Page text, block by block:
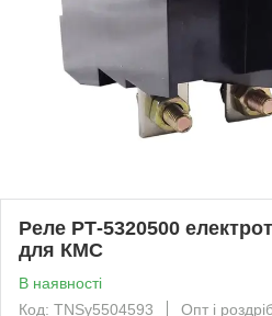
Реле РТ-5320500
для КМС
В наявності
Код: TNSy5504593
Опт і